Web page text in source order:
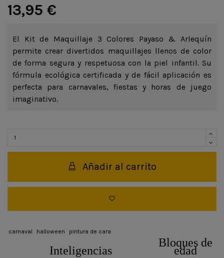
13,95 €
El Kit de Maquillaje 3 Colores Payaso & Arlequín
permite crear divertidos maquillajes llenos de color
de forma segura y respetuosa con la piel infantil. Su
fórmula ecológica certificada y de fácil aplicación es
perfecta para carnavales, fiestas y horas de juego
imaginativo.
Añadir al carrito
carnaval halloween pintura de cara
Inteligencias
Bloques de
edad